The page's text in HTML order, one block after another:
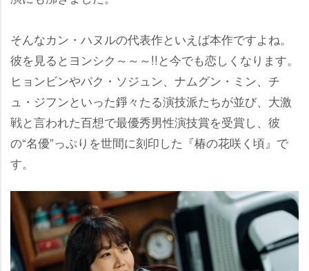
そんなカン・ハヌルの代表作といえば本作ですよね。
彼を見るとヨンシク～～～!!と今でも恋しくなります。
ヒョンビンやパク・ソジュン、ナムグン・ミン、チ
ュ・ジフンといった錚々たる演技派たちが並び、大激
戦と言われた百想で最優秀男性演技賞を受賞し、彼
の“名優”っぷりを世間に刻印した『椿の花咲く頃』で
す。